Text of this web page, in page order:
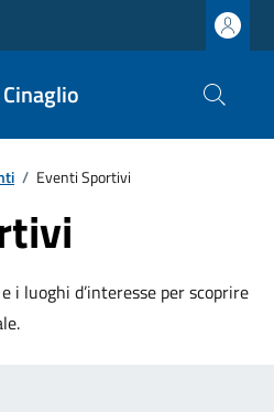
/ Eventi Sportivi
luoghi d’interesse per scoprire